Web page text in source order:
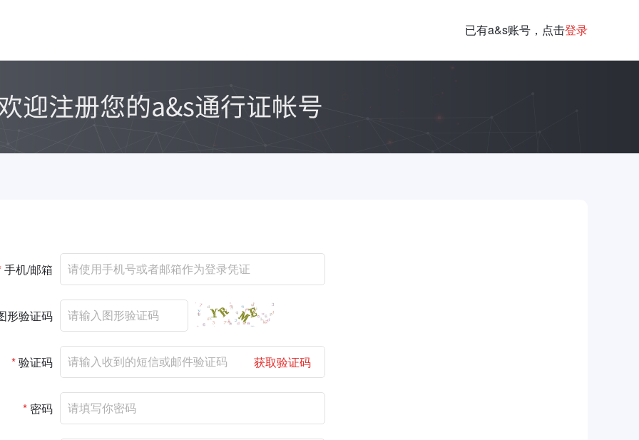
已有a&s账号，点击登录
手机/邮箱
形验证码
*验证码 获取验证码
* 密码